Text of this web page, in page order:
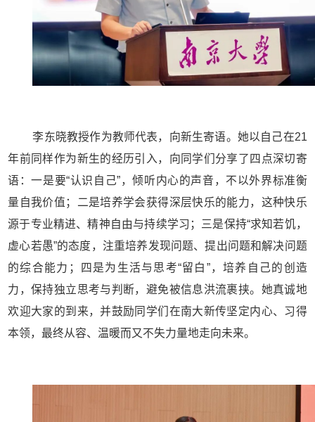
李东晓教授作为教师代表，向新生寄语。她以自己在21
年前同样作为新生的经历引入，向同学们分享了四点深切寄
语：一是要“认识自己”，倾听内心的声音，不以外界标准衡
量自我价值；二是培养学会获得深层快乐的能力，这种快乐
源于专业精进、精神自由与持续学习；三是保持“求知若饥，
虚心若愚”的态度，注重培养发现问题、提出问题和解决问题
的综合能力；四是为生活与思考“留白”，培养自己的创造
力，保持独立思考与判断，避免被信息洪流裹挟。她真诚地
欢迎大家的到来，并鼓励同学们在南大新传坚定内心、习得
本领，最终从容、温暖而又不失力量地走向未来。